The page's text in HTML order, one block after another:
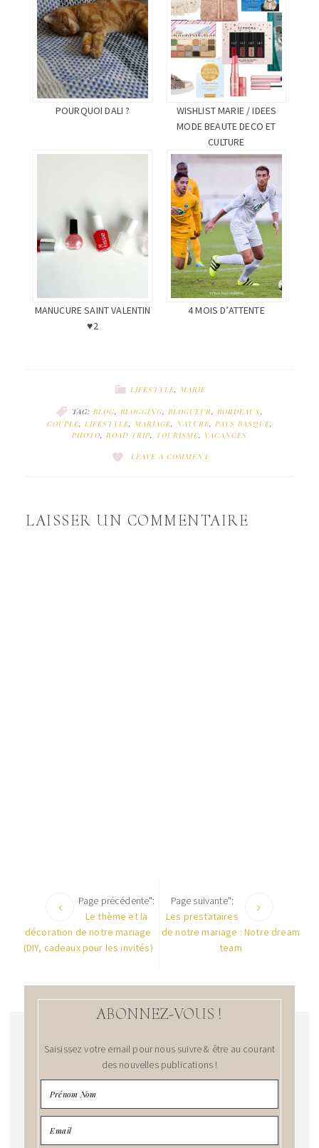
POURQUOI DALI ?
WISHLIST MARIE / IDEES
MODE BEAUTE DECO ET
CULTURE
MANUCURE SAINT VALENTIN
♥2
4 MOIS D’ATTENTE
LIFESTYLE, MARIE
TAG: BLOG, BLOGGING, BLOGUEUR, BORDEAUX,
COUPLE, LIFESTYLE, MARIAGE,NATURE, PAYS BASQUE,
PHOTO, ROAD TRIP, TOURISME, VACANCES
LEAVE A COMMENT
LAISSER UN COMMENTAIRE
Page précédente":
Le thème et la
décoration de notre mariage
(DIY, cadeaux pour les invités)
Page suivante":
Les prestataires
de notre mariage : Notre dream
team
ABONNEZ-VOUS !
Saisissez votre email pour nous suivre & être au courant
des nouvelles publications !